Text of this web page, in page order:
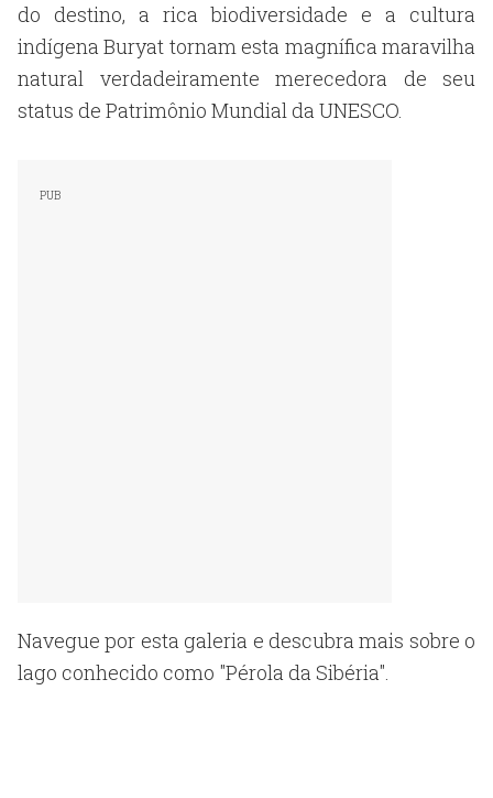
do destino, a rica biodiversidade e a cultura
indígena Buryat tornam esta magnífica maravilha
natural verdadeiramente merecedora de seu
status de Patrimônio Mundial da UNESCO.
Navegue por esta galeria e descubra mais sobre o
lago conhecido como "Pérola da Sibéria".